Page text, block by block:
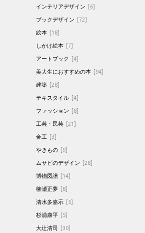
インテリアデザイン [6]
ブックデザイン [72]
絵本 [18]
しかけ絵本 [7]
アートブック [4]
美大生におすすめの本 [94]
建築 [28]
テキスタイル [4]
ファッション [8]
工芸・民芸 [21]
金工 [3]
やきもの [9]
ムサビのデザイン [28]
博物図譜 [14]
柳瀬正夢 [8]
清水多嘉示 [5]
杉浦康平 [5]
大辻清司 [30]